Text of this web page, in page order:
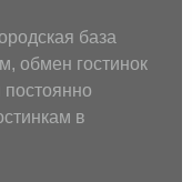
база
обмен гостинок
в